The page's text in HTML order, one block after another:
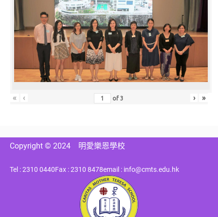
« ‹ of3 › »
Copyright © 2024 明愛樂恩學校
Tel : 2310 0440Fax : 2310 8478email : info@cmts.edu.hk